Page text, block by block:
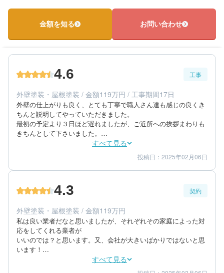
しやすくなるように提案してくれた。
50代/男性/一戸建て
築年数：20年
金額を知る お問い合わせ
4.6 工事
外壁塗装・屋根塗装 / 金額119万円 / 工事期間17日
外壁の仕上がりも良く、とても丁寧で職人さん達も感じの良くき
ちんと説明してやっていただきました。
最初の予定より３日ほど遅れましたが、ご近所への挨拶まわりも
きちんとして下さいました。
外壁やベランダ等、しっかりと丁寧に施工していただき２色刷り
すべて見る
仕上がり 5
満足度 5
70代/女性/一戸建て
築年数：30年
投稿日：2025年02月06日
4.3 契約
外壁塗装・屋根塗装 / 金額119万円
私は良い業者だなと思いましたが、それぞれその家庭によった対
応をしてくれる業者が
いいのでは？と思います。又、会社が大きいばかりではないと思
います！
私達は高齢者なので、外壁の対応年数を決めるのもすごく悩みま
したがそれなさに対応していただきました。
すべて見る